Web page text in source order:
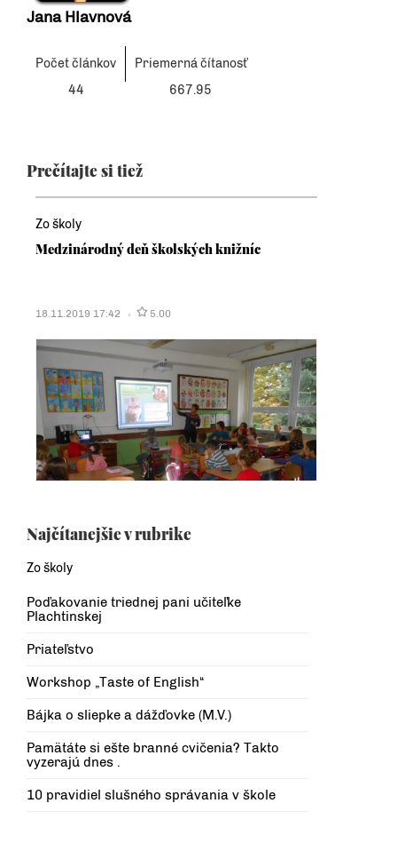
Jana Hlavnová
Počet článkov
Priemerná čítanosť
44
667.95
Prečítajte si tiež
Zo školy
Medzinárodný deň školských knižníc
18.11.2019 17:42 5.00
Najčítanejšie v rubrike
Zo školy
Poďakovanie triednej pani učiteľke
Plachtinskej
Priateľstvo
Workshop „Taste of English“
Bájka o sliepke a dážďovke (M.V.)
Pamätáte si ešte branné cvičenia? Takto
vyzerajú dnes .
10 pravidiel slušného správania v škole